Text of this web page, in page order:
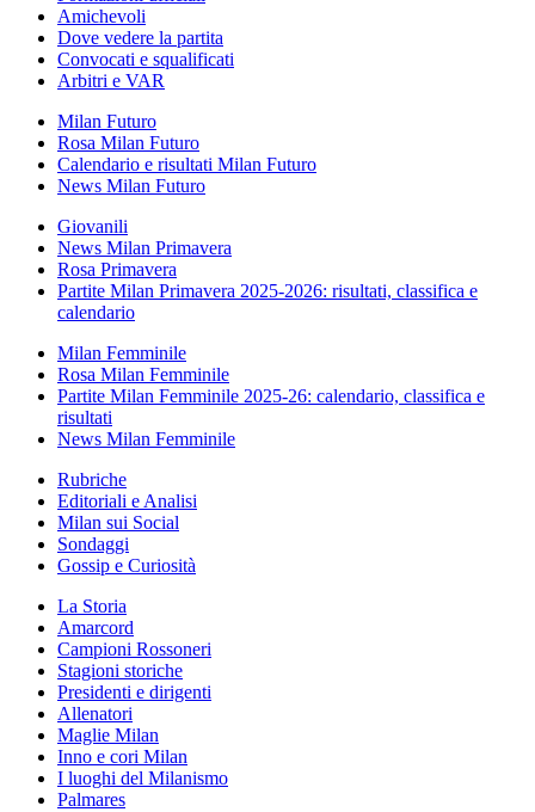
Amichevoli
Dove vedere la partita
Convocati e squalificati
Arbitri e VAR
Milan Futuro
Rosa Milan Futuro
Calendario e risultati Milan Futuro
News Milan Futuro
Giovanili
News Milan Primavera
Rosa Primavera
Partite Milan Primavera 2025-2026: risultati, classifica e
calendario
Milan Femminile
Rosa Milan Femminile
Partite Milan Femminile 2025-26: calendario, classifica e
risultati
News Milan Femminile
Rubriche
Editoriali e Analisi
Milan sui Social
Sondaggi
Gossip e Curiosità
La Storia
Amarcord
Campioni Rossoneri
Stagioni storiche
Presidenti e dirigenti
Allenatori
Maglie Milan
Inno e cori Milan
I luoghi del Milanismo
Palmares